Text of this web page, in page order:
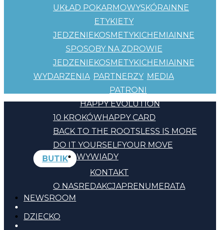
UKŁAD POKARMOWYSKÓRAINNE
ETYKIETY
JEDZENIEKOSMETYKICHEMIAINNE
SPOSOBY NA ZDROWIE
JEDZENIEKOSMETYKICHEMIAINNE
WYDARZENIA PARTNERZY
PATRONI
MEDIA
HAPPY EVOLUTION
10 KROKÓWHAPPY CARD
BACK TO THE ROOTSLESS IS MORE
DO IT YOURSELFYOUR MOVE
BUTIK
KONTAKT
O NASREDAKCJAPRENUMERATA
WYWIADY
NEWSROOM
DZIECKO